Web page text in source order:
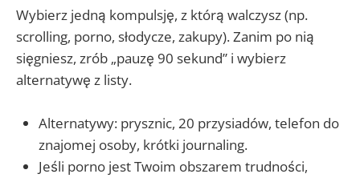
Wybierz jedną kompulsję, z którą walczysz (np.
scrolling, porno, słodycze, zakupy). Zanim po nią
sięgniesz, zrób „pauzę 90 sekund” i wybierz
alternatywę z listy.
Alternatywy: prysznic, 20 przysiadów, telefon do
znajomej osoby, krótki journaling.
Jeśli porno jest Twoim obszarem trudności,